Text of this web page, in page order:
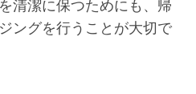
清潔に保つためにも、帰
ングを行うことが大切で